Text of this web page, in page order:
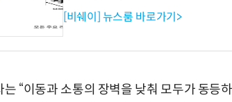
[비쉐이] 뉴스룸 바로가기>
“이동과 소통의 장벽을 낮춰 모두가 동등